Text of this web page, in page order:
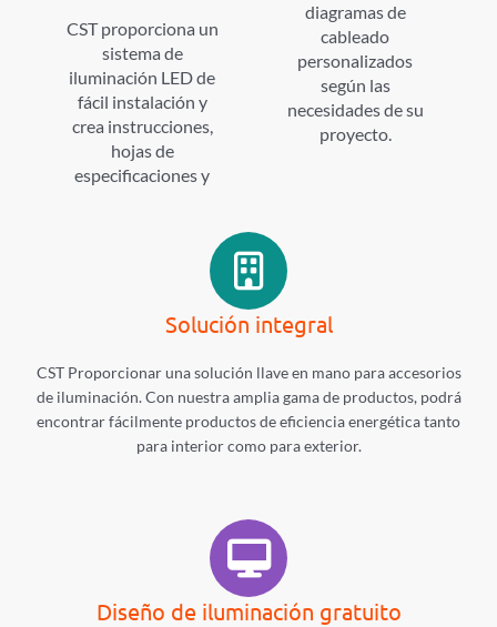
CST proporciona un
sistema de
iluminación LED de
fácil instalación y
crea instrucciones,
hojas de
especificaciones y
diagramas de
cableado
personalizados
según las
necesidades de su
proyecto.
Solución integral
CST Proporcionar una solución llave en mano para accesorios
de iluminación. Con nuestra amplia gama de productos, podrá
encontrar fácilmente productos de eficiencia energética tanto
para interior como para exterior.
Diseño de iluminación gratuito